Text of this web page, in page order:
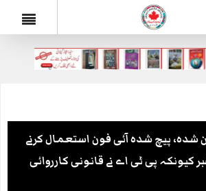
شدہ، پیچ شدہ آئی فون استعمال کرنے
کیونکہ پی ٹی اے نے قانونی کارروائی